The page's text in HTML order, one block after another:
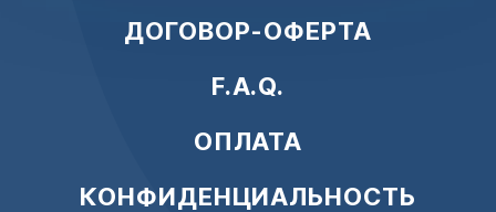
ДОГОВОР-ОФЕРТА
F.A.Q.
ОПЛАТА
КОНФИДЕНЦИАЛЬНОСТЬ